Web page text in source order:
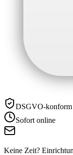
DSGVO-konform
Sofort online
Keine Zeit?